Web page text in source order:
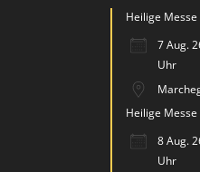
Heilige Messe
7 Aug.
Uhr
Heilige Messe
8 Aug.
Uhr